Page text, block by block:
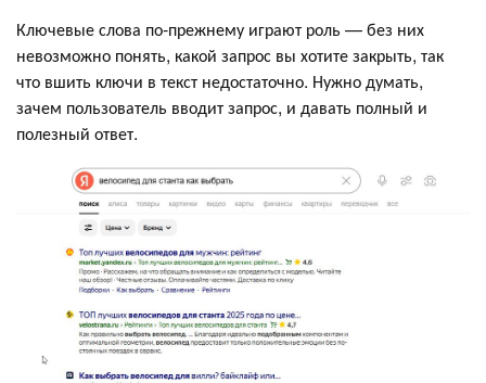
Ключевые слова по-прежнему играют роль — без них
невозможно понять, какой запрос вы хотите закрыть, так
что вшить ключи в текст недостаточно. Нужно думать,
зачем пользователь вводит запрос, и давать полный и
полезный ответ.